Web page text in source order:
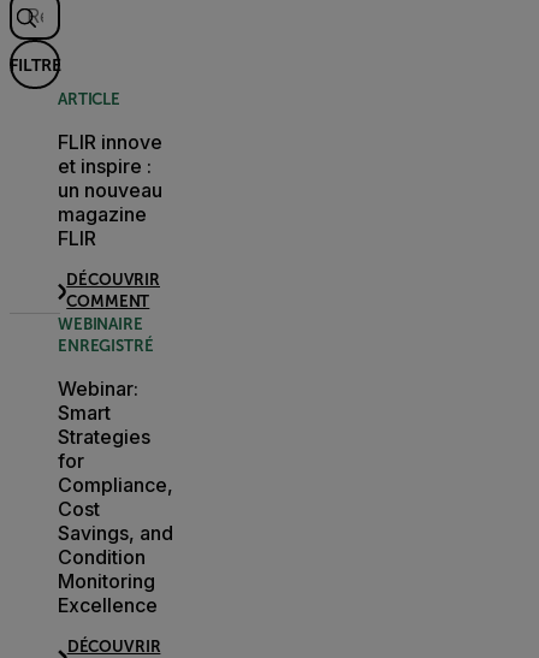
FILTRE
ARTICLE
FLIR innove
et inspire :
un nouveau
magazine
FLIR
DÉCOUVRIR
COMMENT
WEBINAIRE
ENREGISTRÉ
Webinar:
Smart
Strategies
for
Compliance,
Cost
Savings, and
Condition
Monitoring
Excellence
DÉCOUVRIR